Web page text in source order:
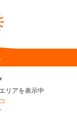
リアを表示中